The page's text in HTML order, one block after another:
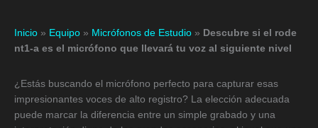
Inicio » Equipo » Micrófonos de Estudio » Descubre si el rode
nt1-a es el micrófono que llevará tu voz al siguiente nivel
¿Estás buscando el micrófono perfecto para capturar esas
impresionantes voces de alto registro? La elección adecuada
puede marcar la diferencia entre un simple grabado y una